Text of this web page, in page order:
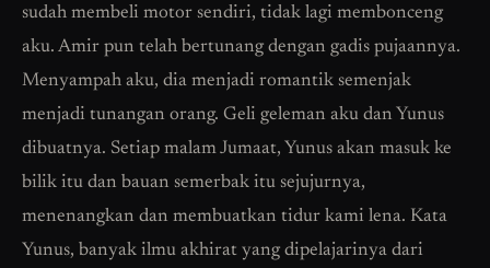
sudah membeli motor sendiri, tidak lagi membonceng
aku. Amir pun telah bertunang dengan gadis pujaannya.
Menyampah aku, dia menjadi romantik semenjak
menjadi tunangan orang. Geli geleman aku dan Yunus
dibuatnya. Setiap malam Jumaat, Yunus akan masuk ke
bilik itu dan bauan semerbak itu sejujurnya,
menenangkan dan membuatkan tidur kami lena. Kata
Yunus, banyak ilmu akhirat yang dipelajarinya dari